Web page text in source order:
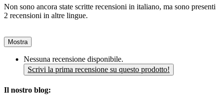
Non sono ancora state scritte recensioni in italiano, ma sono presenti
2 recensioni in altre lingue.
Mostra
Nessuna recensione disponibile.
Scrivi la prima recensione su questo prodotto!
Il nostro blog: